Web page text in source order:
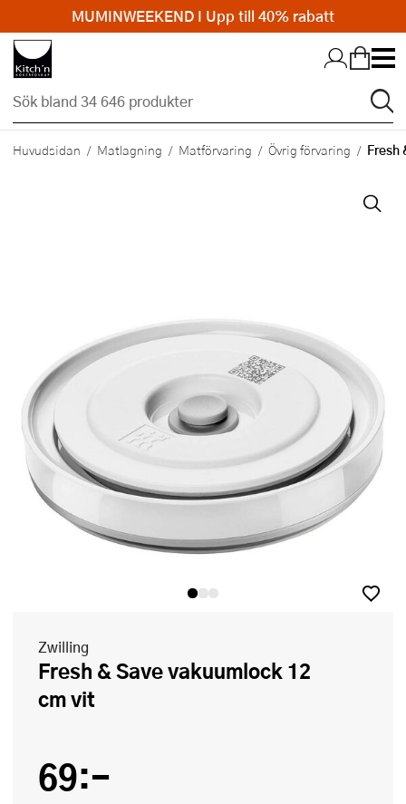
Hopp till huvudinnehållet
Huvudsidan Matlagning Matförvaring Övrig förvaring Fresh
Zwilling
Fresh & Save vakuumlock 12
cm vit
69:-
MUMINWEEKEND I Upp till 40% rabatt